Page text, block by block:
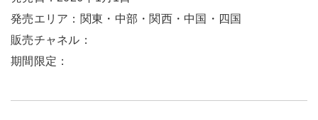
発売エリア：関東・中部・関西・中国・四国
販売チャネル：
期間限定：